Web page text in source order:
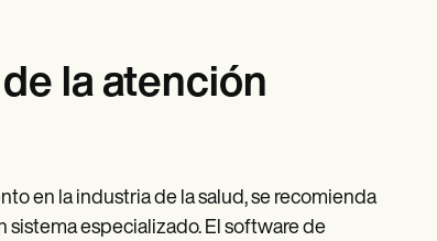
la atención
en la industria de la salud, se recomienda
especializado. El software de